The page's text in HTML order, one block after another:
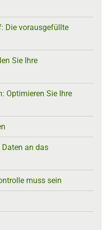
Die vorausgefüllte
Sie Ihre
Optimieren Sie Ihre
an das
muss sein